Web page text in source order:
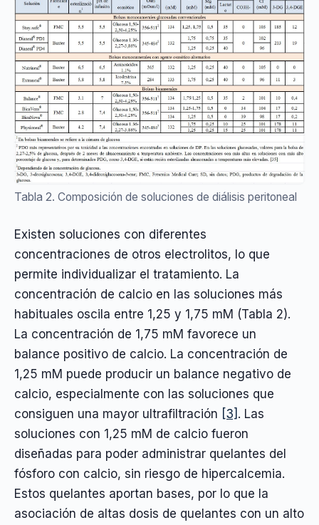
Tabla 2. Composición de soluciones de diálisis peritoneal
Existen soluciones con diferentes
concentraciones de otros electrolitos, lo que
permite individualizar el tratamiento. La
concentración de calcio en las soluciones más
habituales oscila entre 1,25 y 1,75 mM (Tabla 2).
La concentración de 1,75 mM favorece un
balance positivo de calcio. La concentración de
1,25 mM puede producir un balance negativo de
calcio, especialmente con las soluciones que
consiguen una mayor ultrafiltración [3] . Las
soluciones con 1,25 mM de calcio fueron
diseñadas para poder administrar quelantes del
fósforo con calcio, sin riesgo de hipercalcemia.
Estos quelantes aportan bases, por lo que la
asociación de altas dosis de quelantes con un alto